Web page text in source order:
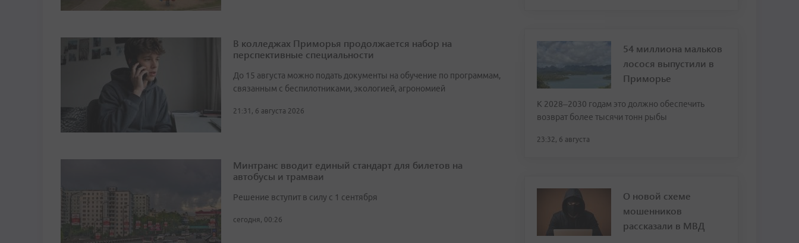
В колледжах Приморья продолжается набор на
перспективные специальности
До 15 августа можно подать документы на обучение по программам,
связанным с беспилотниками, экологией, агрономией
21:31, 6 августа 2026
Минтранс вводит единый стандарт для билетов на
автобусы и трамваи
Решение вступит в силу с 1 сентября
сегодня, 00:26
54 миллиона мальков
лосося выпустили в
Приморье
К 2028–2030 годам это должно обеспечить
возврат более тысячи тонн рыбы
23:32, 6 августа
О новой схеме
мошенников
рассказали в МВД